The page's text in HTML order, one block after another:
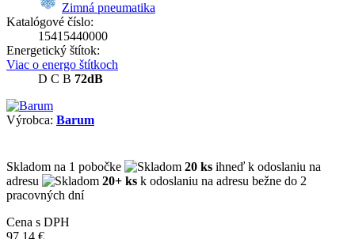
Zimná pneumatika
Katalógové číslo:
15415440000
Energetický štítok:
Viac o energo štítkoch
D C B 72dB
Výrobca: Barum
Skladom na 1 pobočke 20 ks ihneď k odoslaniu na
adresu
20+ ks k odoslaniu na adresu bežne do 2
pracovných dní
Cena s DPH